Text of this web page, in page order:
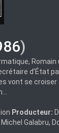
)
Romain
d’État
vont se croiser
Producteur:
Galabru,